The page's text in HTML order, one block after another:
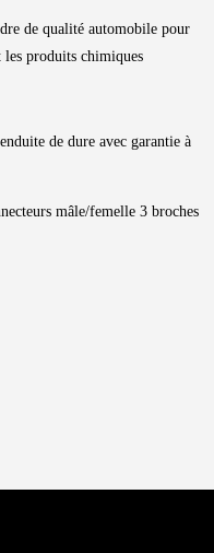
de qualité automobile pour
produits chimiques
de dure avec garantie à
mâle/femelle 3 broches